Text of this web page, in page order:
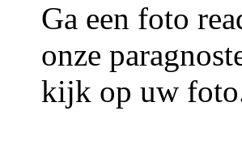
Ga een foto
onze
kijk op uw